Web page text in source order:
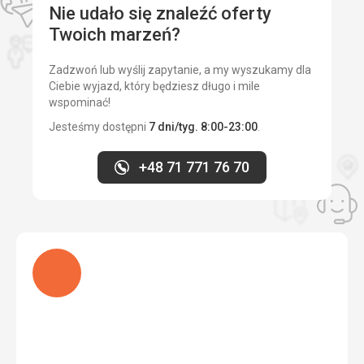
Mogło być bardziej kolorowo
Zakwaterowanie
Ta recenzja została automatycznie przetłumaczona za
pomocą Google Translate
Nie udało się znaleźć oferty
Twoich marzeń?
Zadzwoń lub wyślij zapytanie, a my wyszukamy dla
Ciebie wyjazd, który będziesz długo i mile
wspominać!
Jesteśmy dostępni 7 dni/tyg. 8:00-23:00
+48 71 771 76 70
Ładuję